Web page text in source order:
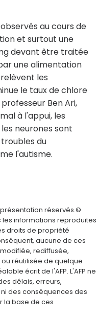
au cours de
et surtout une
devant être traitée
une alimentation
les
le taux de chlore
Ben Ari,
à l'appui, les
neurones sont
du
l'autisme.
réservés.©
informations reproduites
droits de propriété
aucune de ces
rediffusée,
réutilisée de quelque
écrit de l'AFP. L'AFP ne
délais, erreurs,
des conséquences des
la base de ces